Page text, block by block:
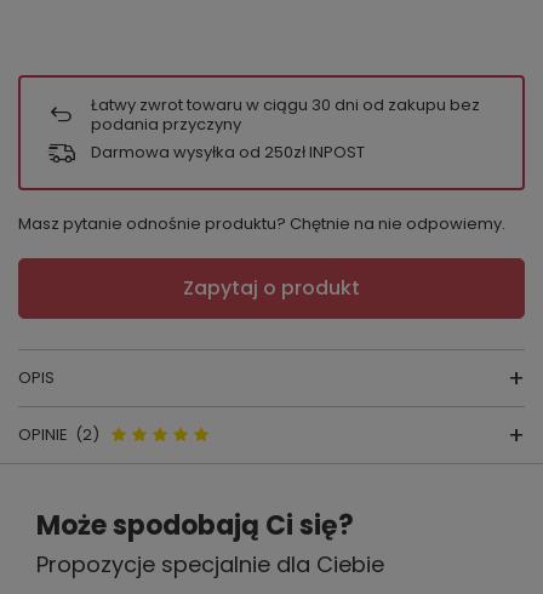
Łatwy zwrot towaru w ciągu 30 dni od zakupu bez
podania przyczyny
Darmowa wysyłka od 250zł INPOST
Masz pytanie odnośnie produktu? Chętnie na nie odpowiemy.
Zapytaj o produkt
OPIS
FIGI GABIDAR NR. 114
producent:GABIDAR
kraj produkcji:
POLSKA
kolor: biały, czarny
OPINIE (2)
Opinie o 114 szorty figi Gabidar -
czarny
Może spodobają Ci się?
Propozycje specjalnie dla Ciebie